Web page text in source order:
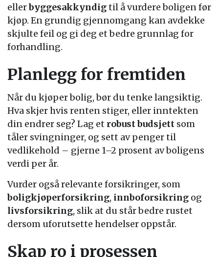
ellerbyggesakkyndigtil å vurdere boligen før
kjøp. En grundig gjennomgang kan avdekke
skjulte feil og gi deg et bedre grunnlag for
forhandling.
Planlegg for fremtiden
Når du kjøper bolig, bør du tenke langsiktig.
Hva skjer hvis renten stiger, eller inntekten
din endrer seg? Lag et robust budsjett som
tåler svingninger, og sett av penger til
vedlikehold – gjerne 1–2 prosent av boligens
verdi per år.
Vurder også relevante forsikringer, som
boligkjøperforsikring, innboforsikring og
livsforsikring, slik at du står bedre rustet
dersom uforutsette hendelser oppstår.
Skap ro i prosessen